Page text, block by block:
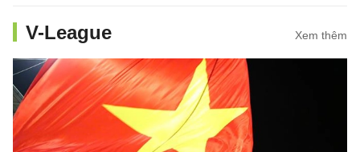
V-League Xem thêm